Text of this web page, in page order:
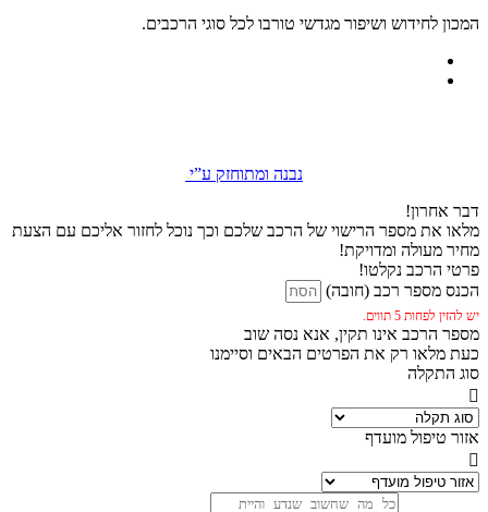
המכון לחידוש ושיפור מגדשי טורבו לכל סוגי הרכבים.
נבנה ומתוחזק ע”י
דבר אחרון!
מלאו את מספר הרישוי של הרכב שלכם וכך נוכל לחזור אליכם עם הצעת
מחיר מעולה ומדויקת!
פרטי הרכב נקלטו!
הכנס מספר רכב (חובה)
יש להזין לפחות 5 תווים.
מספר הרכב אינו תקין, אנא נסה שוב
כעת מלאו רק את הפרטים הבאים וסיימנו
סוג התקלה
אזור טיפול מועדף